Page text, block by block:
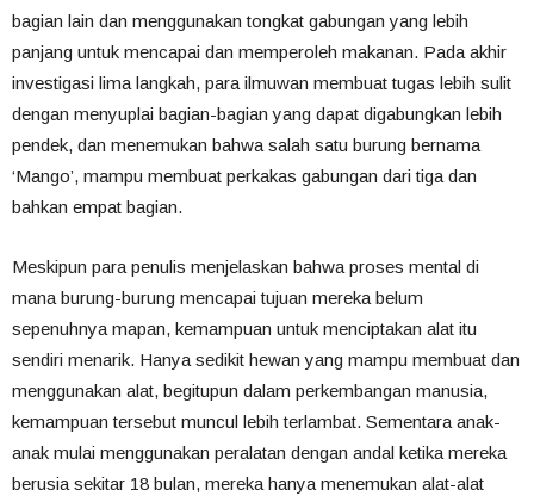
bagian lain dan menggunakan tongkat gabungan yang lebih
panjang untuk mencapai dan memperoleh makanan. Pada akhir
investigasi lima langkah, para ilmuwan membuat tugas lebih sulit
dengan menyuplai bagian-bagian yang dapat digabungkan lebih
pendek, dan menemukan bahwa salah satu burung bernama
‘Mango’, mampu membuat perkakas gabungan dari tiga dan
bahkan empat bagian.
Meskipun para penulis menjelaskan bahwa proses mental di
mana burung-burung mencapai tujuan mereka belum
sepenuhnya mapan, kemampuan untuk menciptakan alat itu
sendiri menarik. Hanya sedikit hewan yang mampu membuat dan
menggunakan alat, begitupun dalam perkembangan manusia,
kemampuan tersebut muncul lebih terlambat. Sementara anak-
anak mulai menggunakan peralatan dengan andal ketika mereka
berusia sekitar 18 bulan, mereka hanya menemukan alat-alat